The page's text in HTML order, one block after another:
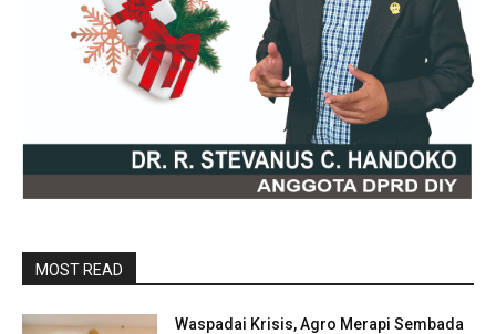
MOST READ
Waspadai Krisis, Agro Merapi Sembada